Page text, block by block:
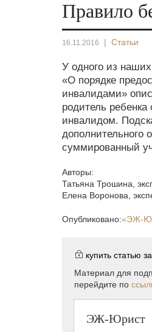
Правило
16.11.2016 | Статьи
У одного из
«О порядке
инвалидами»
родитель
инвалидом.
дополнительного
суммированный
Авторы:
Татьяна Трошина
Елена Воронова
Опубликовано:«ЭЖ-
купить статью за
Материал для
перейдите по
ЭЖ-Юрист